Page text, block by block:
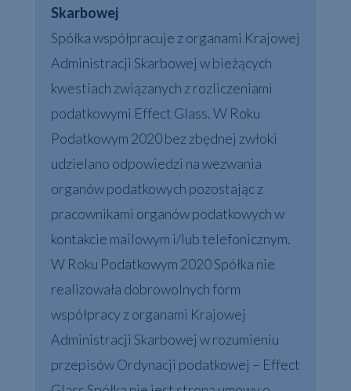
Skarbowej
Spółka współpracuje z organami Krajowej
Administracji Skarbowej w bieżących
kwestiach związanych z rozliczeniami
podatkowymi Effect Glass. W Roku
Podatkowym 2020 bez zbędnej zwłoki
udzielano odpowiedzi na wezwania
organów podatkowych pozostając z
pracownikami organów podatkowych w
kontakcie mailowym i/lub telefonicznym.
W Roku Podatkowym 2020 Spółka nie
realizowała dobrowolnych form
współpracy z organami Krajowej
Administracji Skarbowej w rozumieniu
przepisów Ordynacji podatkowej – Effect